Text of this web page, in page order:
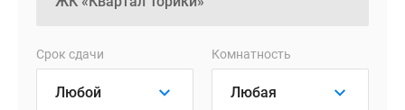
колясочные
зоны
хранения
Срок сдачи Комнатность